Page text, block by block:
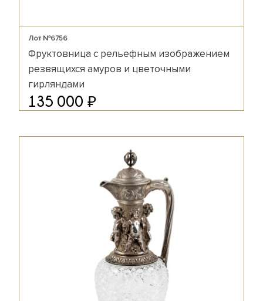
Лот №6756
Фруктовница с рельефным изображением
резвящихся амуров и цветочными
гирляндами
135 000 ₽